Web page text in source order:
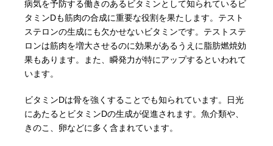
病気を予防する働きのあるビタミンとして知られているビ
タミンDも筋肉の合成に重要な役割を果たします。テスト
ステロンの生成にも欠かせないビタミンです。テストステ
ロンは筋肉を増大させるのに効果があるうえに脂肪燃焼効
果もあります。また、瞬発力が特にアップするといわれて
います。
ビタミンDは骨を強くすることでも知られています。日光
にあたるとビタミンDの生成が促進されます。魚介類や、
きのこ、卵などに多く含まれています。